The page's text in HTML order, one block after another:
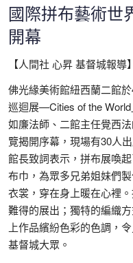
國際拼布藝術
開幕
【人間社 心昇 基督城報導】
佛光緣美術館紐西蘭二館
巡迴展—Cities of the
如廉法師、二館主任覺西
覽揭開序幕，現場有30人
館長致詞表示，拼布展喚
布巾，為眾多兄弟姐妹們
衣裳，穿在身上暖在心裡
難得的展出；獨特的編織
上作品繽紛色彩的色調，
基督城大眾。